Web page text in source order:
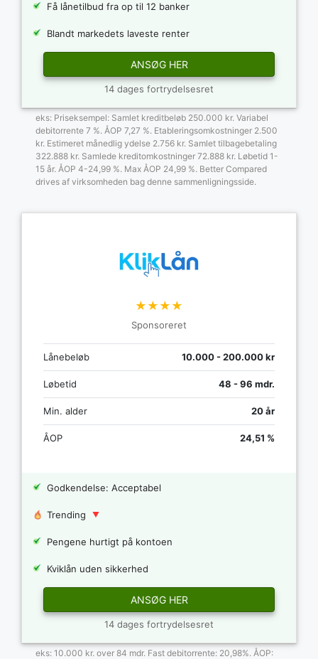
Få lånetilbud fra op til 12 banker
Blandt markedets laveste renter
ANSØG HER
14 dages fortrydelsesret
eks: Priseksempel: Samlet kreditbeløb 250.000 kr. Variabel
debitorrente 7 %. ÅOP 7,27 %. Etableringsomkostninger 2.500
kr. Estimeret månedlig ydelse 2.756 kr. Samlet tilbagebetaling
322.888 kr. Samlede kreditomkostninger 72.888 kr. Løbetid 1-
15 år. ÅOP 4-24,99 %. Max ÅOP 24,99 %. Better Compared
drives af virksomheden bag denne sammenligningsside.
★★★★
Sponsoreret
Lånebeløb 10.000 - 200.000 kr
Løbetid 48 - 96 mdr.
Min. alder 20 år
ÅOP 24,51 %
Godkendelse: Acceptabel
Trending
Pengene hurtigt på kontoen
Kviklån uden sikkerhed
ANSØG HER
14 dages fortrydelsesret
eks: 10.000 kr. over 84 mdr. Fast debitorrente: 20,98%. ÅOP: